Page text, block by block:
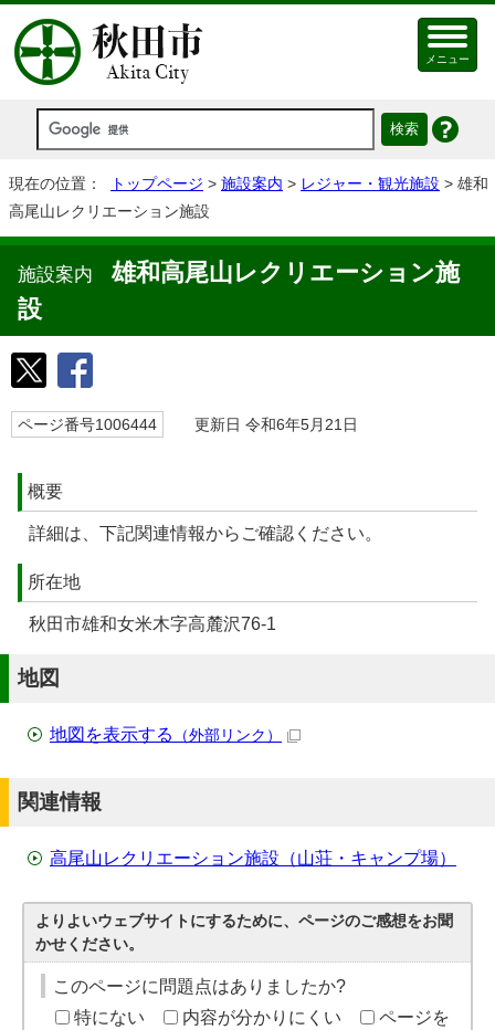
メニュー
現在の位置： トップページ > 施設案内 > レジャー・観光施設 > 雄和
高尾山レクリエーション施設
施設案内雄和高尾山レクリエーション施
設
ページ番号1006444 更新日 令和6年5月21日
概要
詳細は、下記関連情報からご確認ください。
所在地
秋田市雄和女米木字高麓沢76-1
地図
地図を表示する （外部リンク）
関連情報
高尾山レクリエーション施設（山荘・キャンプ場）
よりよいウェブサイトにするために、ページのご感想をお聞
かせください。
このページに問題点はありましたか?
特にない
内容が分かりにくい
ページを